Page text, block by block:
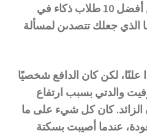
المراسل: رشا، أنت من بين أفضل 10 طلاب ذكاء في
الذي جعلك تتصدىن لمسألة
لكن كان الدافع شخصيًا
والدتي بسبب ارتفاع
كان كل شيء على ما
عندما أصيبت بسكتة